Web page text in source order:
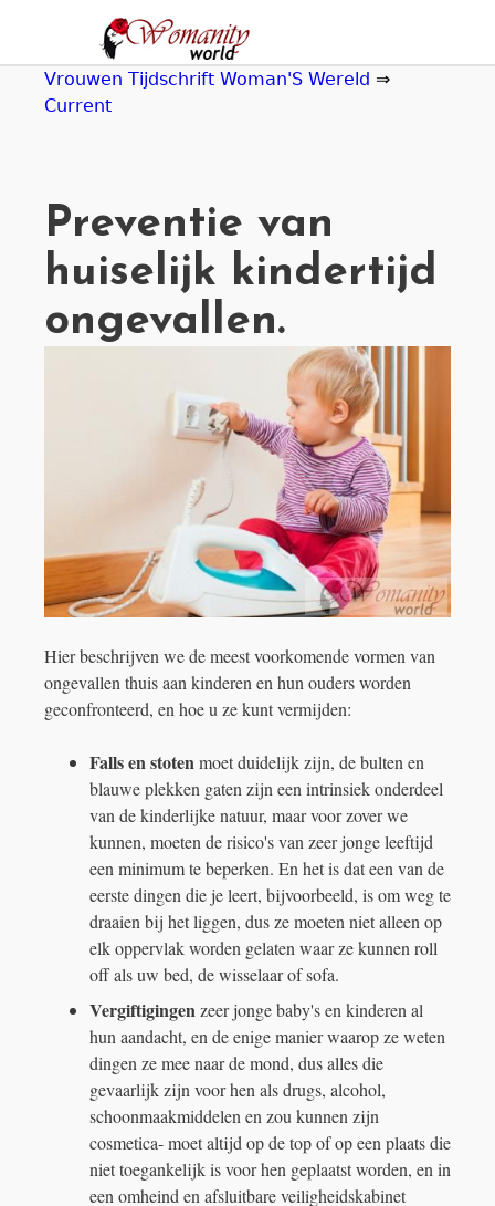
navigation
Vrouwen Tijdschrift Woman'S Wereld ⇒
Current
Preventie van
huiselijk kindertijd
ongevallen.
Hier beschrijven we de meest voorkomende vormen van
ongevallen thuis aan kinderen en hun ouders worden
geconfronteerd, en hoe u ze kunt vermijden:
Falls en stotenmoet duidelijk zijn, de bulten en
blauwe plekken gaten zijn een intrinsiek onderdeel
van de kinderlijke natuur, maar voor zover we
kunnen, moeten de risico's van zeer jonge leeftijd
een minimum te beperken. En het is dat een van de
eerste dingen die je leert, bijvoorbeeld, is om weg te
draaien bij het liggen, dus ze moeten niet alleen op
elk oppervlak worden gelaten waar ze kunnen roll
off als uw bed, de wisselaar of sofa.
Vergiftigingenzeer jonge baby's en kinderen al
hun aandacht, en de enige manier waarop ze weten
dingen ze mee naar de mond, dus alles die
gevaarlijk zijn voor hen als drugs, alcohol,
schoonmaakmiddelen en zou kunnen zijn
cosmetica- moet altijd op de top of op een plaats die
niet toegankelijk is voor hen geplaatst worden, en in
een omheind en afsluitbare veiligheidskabinet